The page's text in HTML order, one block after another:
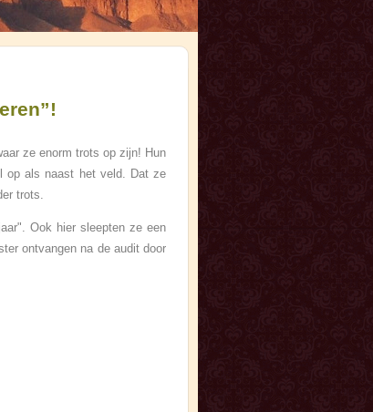
ze enorm trots op zijn! Hun
op als naast het veld. Dat ze
trots.
Ook hier sleepten ze een
ontvangen na de audit door